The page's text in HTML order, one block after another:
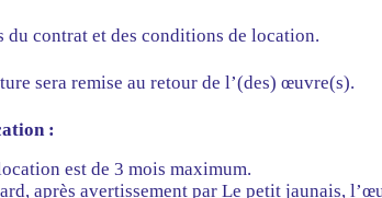
du contrat et des conditions de location.
sera remise au retour de l’(des) œuvre(s).
:
est de 3 mois maximum.
après avertissement par Le petit jaunais,